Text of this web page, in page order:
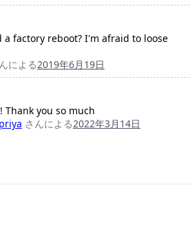
factory reboot? I'm afraid to loose
による2019年6月19日
Thank you so much
さんによる2022年3月14日